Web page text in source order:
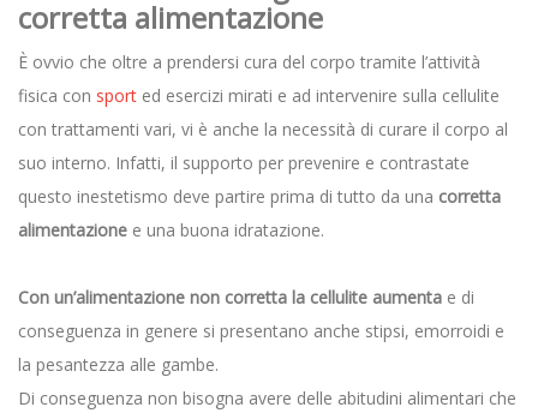
corretta alimentazione
È ovvio che oltre a prendersi cura del corpo tramite l’attività
fisica con sport ed esercizi mirati e ad intervenire sulla cellulite
con trattamenti vari, vi è anche la necessità di curare il corpo al
suo interno. Infatti, il supporto per prevenire e contrastate
questo inestetismo deve partire prima di tutto da una corretta
alimentazione e una buona idratazione.
Con un’alimentazione non corretta la cellulite aumenta e di
conseguenza in genere si presentano anche stipsi, emorroidi e
la pesantezza alle gambe.
Di conseguenza non bisogna avere delle abitudini alimentari che